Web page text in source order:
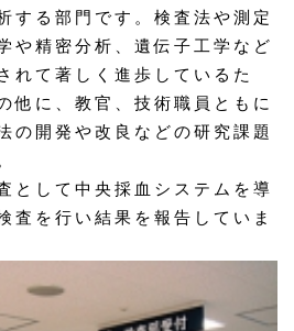
する部門です。検査法や測定
や精密分析、遺伝子工学など
れて著しく進歩しているた
他に、教官、技術職員ともに
の開発や改良などの研究課題
として中央採血システムを導
査を行い結果を報告していま